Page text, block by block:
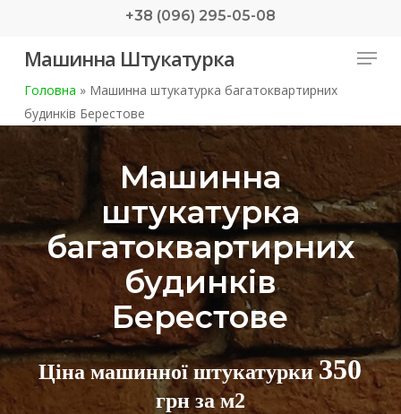
main
+38 (096) 295-05-08
Машинна Штукатурка Menu
Головна »Машинна штукатурка багатоквартирних
будинків Берестове
Машинна
штукатурка
багатоквартирних
будинків
Берестове
Ціна машинної штукатурки350
грн за м2